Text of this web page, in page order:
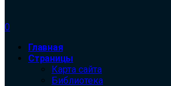
0
Главная
Страницы
Карта сайта
Библиотека